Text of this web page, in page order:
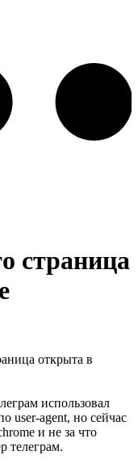
страница
открыта в
использовал
user-agent, но сейчас
и не за что
телеграм.